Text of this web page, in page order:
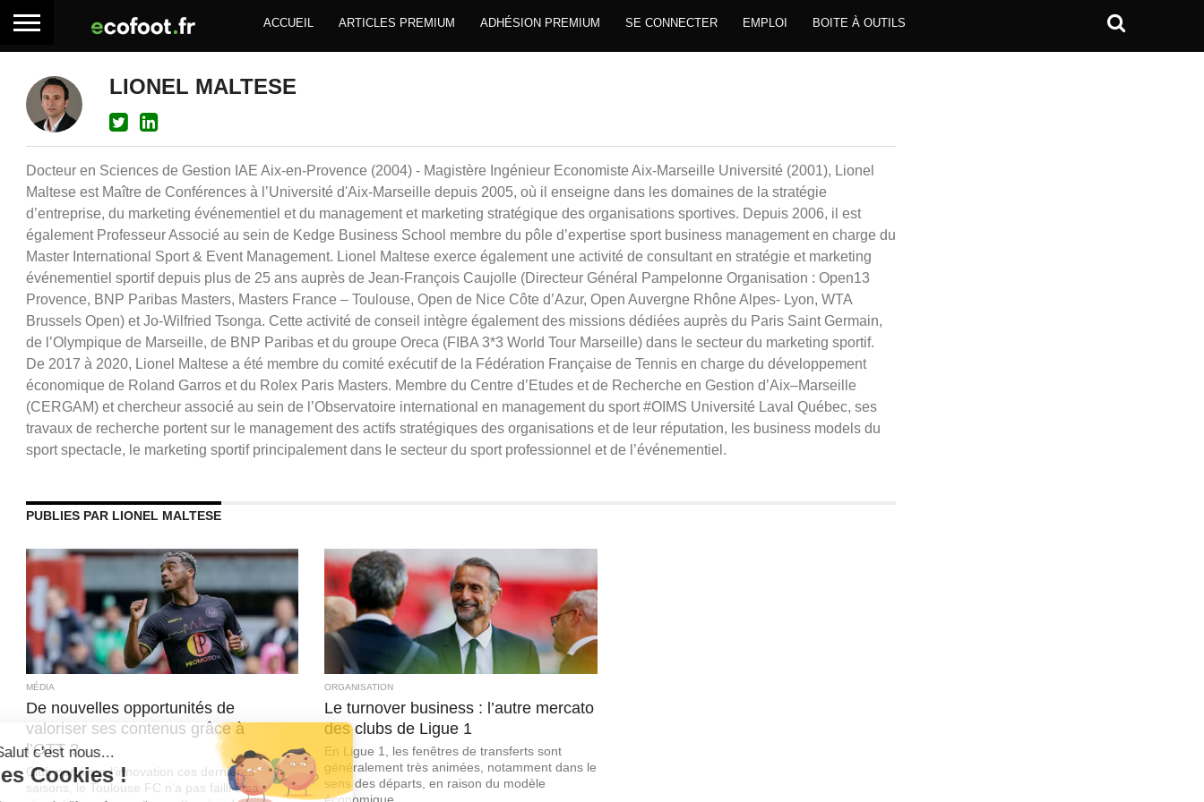
ACCUEIL ARTICLES PREMIUM ADHÉSION PREMIUM SE CONNECTER EMPLOI BOITE À OUTILS
LIONEL MALTESE
Docteur en Sciences de Gestion IAE Aix-en-Provence (2004) - Magistère Ingénieur Economiste Aix-Marseille Université (2001), Lionel
Maltese est Maître de Conférences à l’Université d'Aix-Marseille depuis 2005, où il enseigne dans les domaines de la stratégie
d’entreprise, du marketing événementiel et du management et marketing stratégique des organisations sportives. Depuis 2006, il est
également Professeur Associé au sein de Kedge Business School membre du pôle d’expertise sport business management en charge du
Master International Sport & Event Management. Lionel Maltese exerce également une activité de consultant en stratégie et marketing
événementiel sportif depuis plus de 25 ans auprès de Jean-François Caujolle (Directeur Général Pampelonne Organisation : Open13
Provence, BNP Paribas Masters, Masters France – Toulouse, Open de Nice Côte d’Azur, Open Auvergne Rhône Alpes- Lyon, WTA
Brussels Open) et Jo-Wilfried Tsonga. Cette activité de conseil intègre également des missions dédiées auprès du Paris Saint Germain,
de l’Olympique de Marseille, de BNP Paribas et du groupe Oreca (FIBA 3*3 World Tour Marseille) dans le secteur du marketing sportif.
De 2017 à 2020, Lionel Maltese a été membre du comité exécutif de la Fédération Française de Tennis en charge du développement
économique de Roland Garros et du Rolex Paris Masters. Membre du Centre d’Etudes et de Recherche en Gestion d’Aix–Marseille
(CERGAM) et chercheur associé au sein de l’Observatoire international en management du sport #OIMS Université Laval Québec, ses
travaux de recherche portent sur le management des actifs stratégiques des organisations et de leur réputation, les business models du
sport spectacle, le marketing sportif principalement dans le secteur du sport professionnel et de l’événementiel.
PUBLIES PAR LIONEL MALTESE
MÉDIA
De nouvelles opportunités de
valoriser ses contenus grâce à
l’OTT ?
Club porté sur l’innovation ces dernières
saisons, le Toulouse FC n’a pas failli à sa
ORGANISATION
Le turnover business : l’autre mercato
des clubs de Ligue 1
En Ligue 1, les fenêtres de transferts sont
généralement très animées, notamment dans le
sens des départs, en raison du modèle